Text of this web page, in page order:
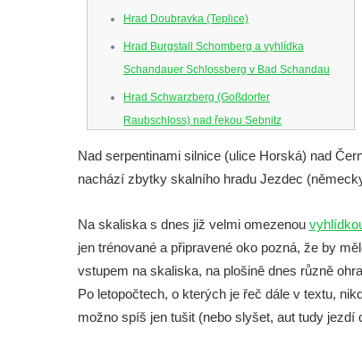
Hrad Doubravka (Teplice)
Hrad Burgstall Schomberg a vyhlídka
Schandauer Schlossberg v Bad Schandau
Hrad Schwarzberg (Goßdorfer
Raubschloss) nad řekou Sebnitz
Hrad Neurathen na Bastei
Hrad Šebín
Hrad Skalka u Vlastislavi
Hrad Kostomlaty
Tvrz Brozany nad Ohří
Hrad Košťálov
Nad serpentinami silnice (ulice Horská) nad
nachází zbytky skalního hradu Jezdec
Na skaliska s dnes již velmi omezenou
jen trénované a připravené oko pozná, že by
vstupem na skaliska, na plošině dnes různě
Po letopočtech, o kterých je řeč dále v textu,
možno spíš jen tušit (nebo slyšet, aut tudy jezdí